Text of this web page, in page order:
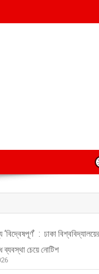
: ঢাকা
ব্যবস্থা চেয়ে নোটিশ